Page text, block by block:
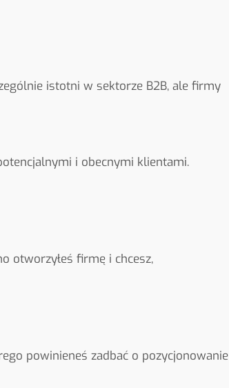
istotni w sektorze B2B, ale firmy
i obecnymi klientami.
otworzyłeś firmę i chcesz,
powinieneś zadbać o pozycjonowanie